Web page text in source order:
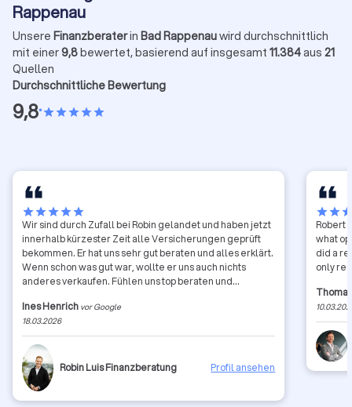
Rappenau
Unsere Finanzberaterin Bad Rappenauwird durchschnittlich
mit einer9,8bewertet, basierend auf insgesamt 11.384aus 21
Quellen
Durchschnittliche Bewertung
9,8•starstarstarstarstar
starstarstarstarstar
Wir sind durch Zufall bei Robin gelandet und haben jetzt
innerhalb kürzester Zeit alle Versicherungen geprüft
bekommen. Er hat uns sehr gut beraten und alles erklärt.
Wenn schon was gut war, wollte er uns auch nichts
anderes verkaufen. Fühlen uns top beraten und
Ines Henrich vor Google
18.03.2026
Robin Luis Finanzberatung Profil ansehen
starstar
Robert
what
did a
only